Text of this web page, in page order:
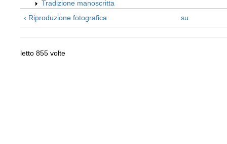
Tradizione manoscritta
‹ Riproduzione fotografica
su
letto 855 volte